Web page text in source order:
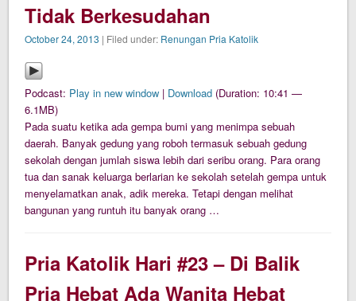
Tidak Berkesudahan
October 24, 2013 | Filed under: Renungan Pria Katolik
Podcast: Play in new window | Download (Duration: 10:41 —
6.1MB)
Pada suatu ketika ada gempa bumi yang menimpa sebuah
daerah. Banyak gedung yang roboh termasuk sebuah gedung
sekolah dengan jumlah siswa lebih dari seribu orang. Para orang
tua dan sanak keluarga berlarian ke sekolah setelah gempa untuk
menyelamatkan anak, adik mereka. Tetapi dengan melihat
bangunan yang runtuh itu banyak orang …
Pria Katolik Hari #23 – Di Balik
Pria Hebat Ada Wanita Hebat